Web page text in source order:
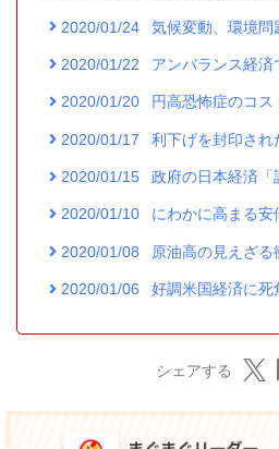
2020/01/24 気候変動、環境問
2020/01/22 アンバランス経済
2020/01/20 円高恐怖症のコス
2020/01/17 利下げを封印され
2020/01/15 政府の日本経済「
2020/01/10 にわかに高まる安
2020/01/08 原油高の見えざる
2020/01/06 好調米国経済に死
シェアする